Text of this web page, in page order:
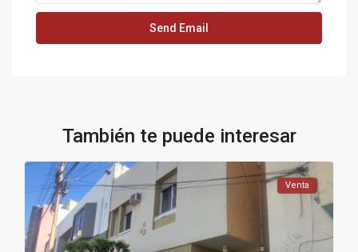
También te puede interesar
Venta